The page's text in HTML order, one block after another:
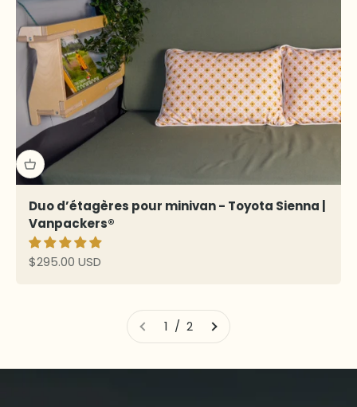
Duo d’étagères pour minivan - Toyota Sienna |
Vanpackers®
Prix de vente
$295.00 USD
1 / 2